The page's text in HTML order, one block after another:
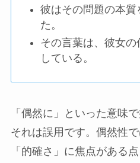
彼はその問題の本質
た。
その言葉は、彼女の
している。
「偶然に」といった意味
それは誤用です。偶然性
「的確さ」に焦点がある